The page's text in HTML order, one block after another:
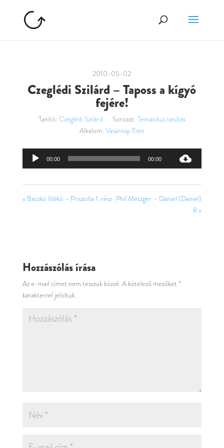
2010-05-02
Czeglédi Szilárd – Taposs a kígyó
fejére!
Tanító: Czeglédi Szilárd Sorozat: Tematikus tanítás
Alkalom: Vasárnap Este
Audió
00:00 00:00
« Bacskó Ildikó – Priszcilla 1. rész Phil Metzger – Dániel (Daniel)
8 »
Hozzászólás írása
Az e-mail címet nem tesszük közzé. A kötelező mezőket *
karakterrel jelöltük